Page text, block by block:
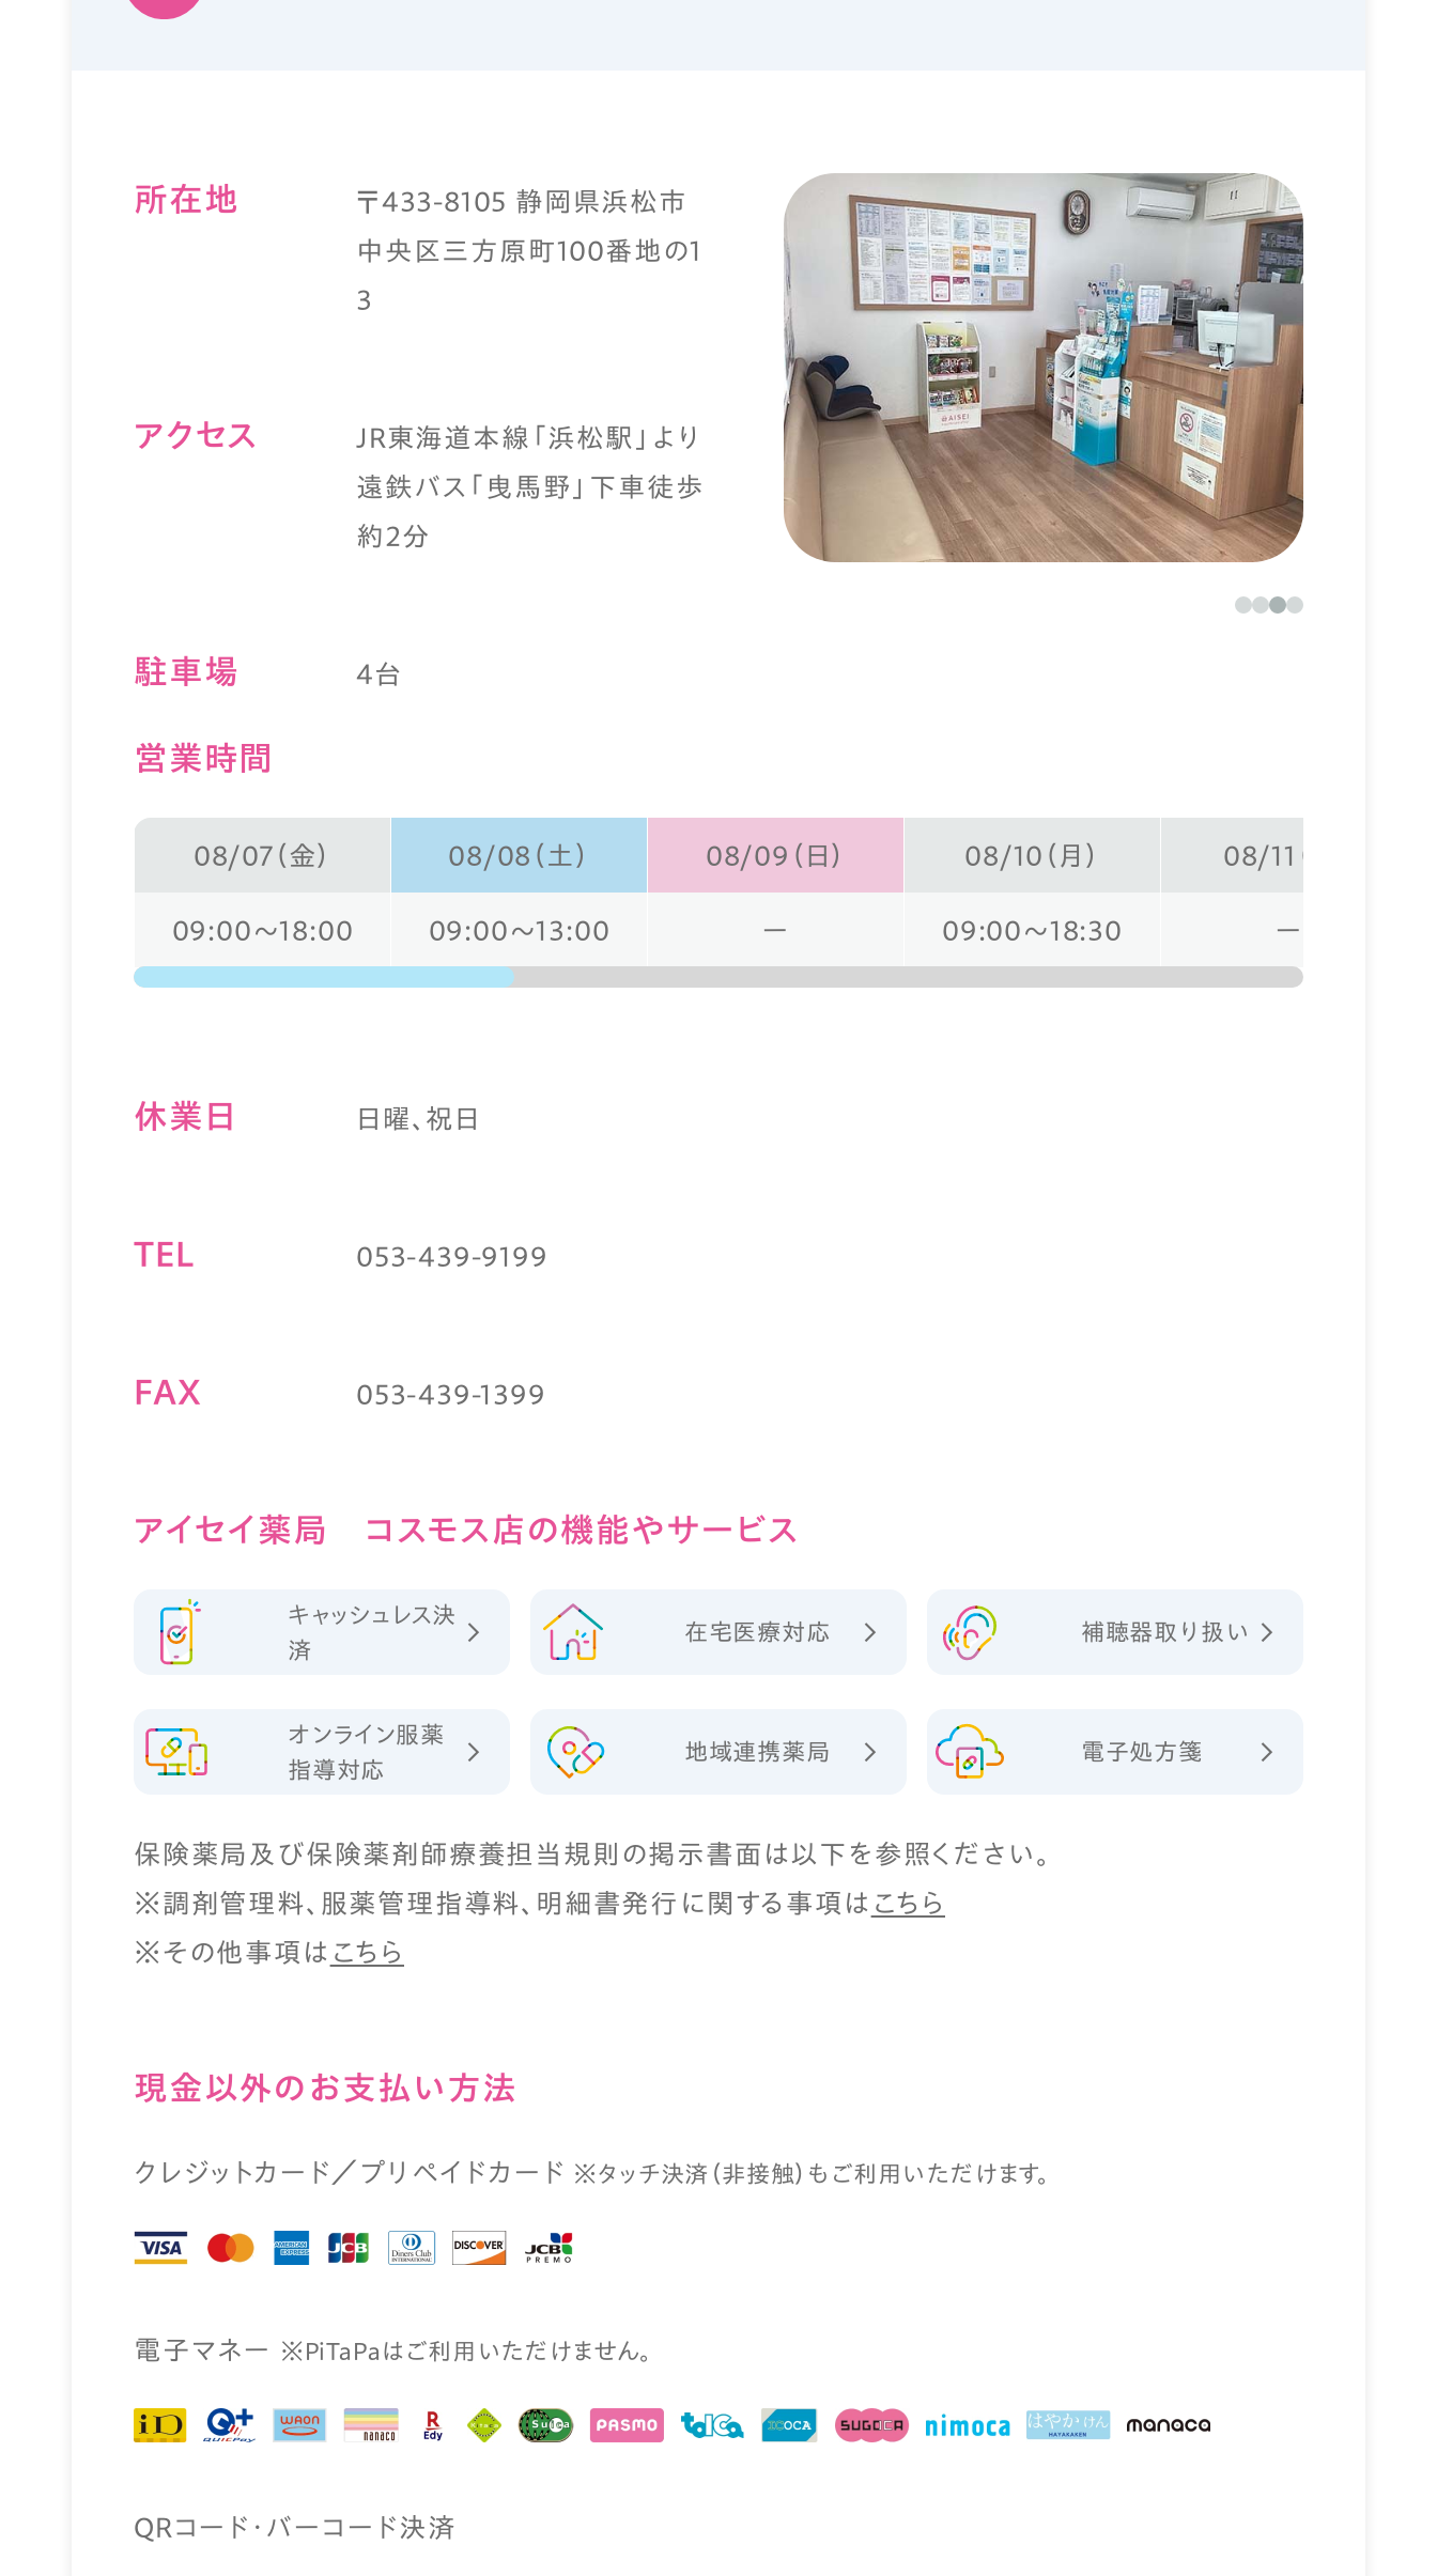
所在地
〒433-8105 静岡県浜松市
中央区三方原町100番地の1
3
アクセス
JR東海道本線「浜松駅」より
遠鉄バス「曳馬野」下車徒歩
約2分
駐⾞場 4台
営業時間
08/07（金） 08/08（土） 08/09（日） 08/10（月） 08/11（火）
09:00～18:00 09:00～13:00 ー 09:00～18:30 ー
休業⽇ 日曜、祝日
TEL 053-439-9199
FAX 053-439-1399
アイセイ薬局 コスモス店の機能やサービス
キャッシュレス決
済
在宅医療対応 補聴器取り扱い
オンライン服薬
指導対応
地域連携薬局 電子処方箋
保険薬局及び保険薬剤師療養担当規則の掲示書面は以下を参照ください。
※調剤管理料、服薬管理指導料、明細書発行に関する事項は こちら
※その他事項は こちら
現⾦以外のお⽀払い⽅法
クレジットカード／プリペイドカード ※タッチ決済（⾮接触）もご利⽤いただけます。
電⼦マネー ※PiTaPaはご利⽤いただけません。
QRコード・バーコード決済